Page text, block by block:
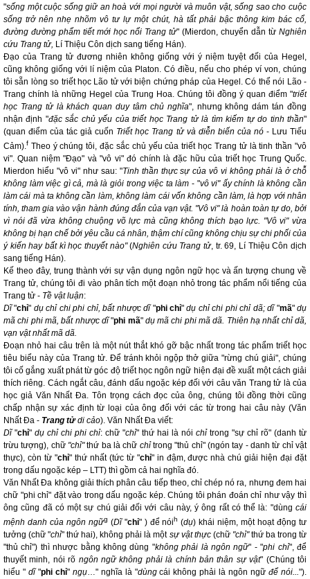
"sống một cuộc sống giữ an hoà với mọi người và muôn vật, sống sao cho cuộc
sống trở nên nhẹ nhõm vô tư lự một chút, hà tất phải bậc thông kim bác cổ,
đường đường phẩm tiết mới học nổi Trang tử" (Mierdon, chuyển dẫn từ Nghiên
cứu Trang tử, Lí Thiệu Côn dịch sang tiếng Hán).
Đạo của Trang tử đương nhiên không giống với ý niệm tuyệt đối của Hegel,
cũng không giống với lí niệm của Platon. Có điều, nếu cho phép ví von, chúng
tôi sẵn lòng so triết học Lão tử với biện chứng pháp của Hegel. Có thể nói Lão -
Trang chính là những Hegel của Trung Hoa. Chúng tôi đồng ý quan điểm "triết
học Trang tử là khách quan duy tâm chủ nghĩa", nhưng không dám tán đồng
nhận định "đặc sắc chủ yếu của triết học Trang tử là tìm kiếm tự do tinh thần"
(quan điểm của tác giả cuốn Triết học Trang tử và diễn biến của nó - Lưu Tiếu
Cảm).f Theo ý chúng tôi, đặc sắc chủ yếu của triết học Trang tử là tinh thần "vô
vi". Quan niệm "Đạo" và "vô vi" đó chính là đặc hữu của triết học Trung Quốc.
Mierdon hiểu "vô vi" như sau: "Tinh thần thực sự của vô vi không phải là ở chỗ
không làm việc gì cả, mà là giỏi trong việc ta làm - "vô vi" ấy chính là không cần
làm cái mà ta không cần làm, không làm cái vốn không cần làm, là hợp với nhân
tính, tham gia vào vận hành đúng đắn của vạn vật. "Vô vi" là hoàn toàn tự do, bởi
vì nói đã vừa không chuộng võ lực mà cũng không thích bạo lực. "Vô vi" vừa
không bị hạn chế bởi yêu cầu cá nhân, thậm chí cũng không chịu sự chi phối của
ý kiến hay bất kì học thuyết nào"(Nghiên cứu Trang tử, tr. 69, Lí Thiệu Côn dịch
sang tiếng Hán).
Kế theo đây, trung thành với sự vận dụng ngôn ngữ học và ấn tượng chung về
Trang tử, chúng tôi đi vào phân tích một đoạn nhỏ trong tác phẩm nổi tiếng của
Trang tử - Tề vật luận:
Dĩ"chỉ" dụ chỉ chi phi chỉ, bất nhược dĩ "phi chỉ"dụ chỉ chi phi chỉ dã; dĩ "mã"dụ
mã chi phi mã, bất nhược dĩ"phi mã"dụ mã chi phi mã dã. Thiên hạ nhất chỉ dã,
vạn vật nhất mã dã.
Đoạn nhỏ hai câu trên là một nút thắt khó gỡ bậc nhất trong tác phẩm triết học
tiêu biểu này của Trang tử. Để tránh khỏi ngộp thở giữa "rừng chú giải", chúng
tôi cố gắng xuất phát từ góc độ triết học ngôn ngữ hiện đại đề xuất một cách giải
thích riêng. Cách ngắt câu, đánh dấu ngoặc kép đối với câu văn Trang tử là của
học giả Văn Nhất Đa. Tôn trọng cách đọc của ông, chúng tôi đồng thời cũng
chấp nhận sự xác định từ loại của ông đối với các từ trong hai câu này (Văn
Nhất Đa - Trang tửdi cảo). Văn Nhất Đa viết:
Dĩ "chỉ" dụ chỉ chi phi chỉ: chữ "chỉ" thứ hai là nói chỉ trong "sự chỉ rõ" (danh từ
trừu tượng), chữ "chỉ"thứ ba là chữ chỉtrong "thủ chỉ" (ngón tay - danh từ chỉ vật
thực), còn từ "chỉ" thứ nhất (tức từ "chỉ" in đậm, được nhà chú giải hiện đại đặt
trong dấu ngoặc kép – LTT) thì gồm cả hai nghĩa đó.
Văn Nhất Đa không giải thích phân câu tiếp theo, chỉ chép nó ra, nhưng đem hai
chữ "phi chỉ" đặt vào trong dấu ngoặc kép. Chúng tôi phán đoán chỉ như vậy thì
ông cũng đã có một sự chú giải đối với câu này, ý ông rất có thể là: "dùng cái
mệnh danh của ngôn ngữg (Dĩ "chỉ" ) để nóih (dụ) khái niệm, một hoạt động tư
tưởng (chữ "chỉ" thứ hai), không phải là một sự vật thực(chữ "chỉ"thứ ba trong từ
"thủ chỉ") thì nhược bằng không dùng "không phải là ngôn ngữ" - "phi chỉ", để
thuyết minh, nói rõ ngôn ngữ không phải là chính bản thân sự vật" (Chúng tôi
hiểu " dĩ "phi chỉ" ngụ…" nghĩa là "dùngcái không phải là ngôn ngữ để nói...").